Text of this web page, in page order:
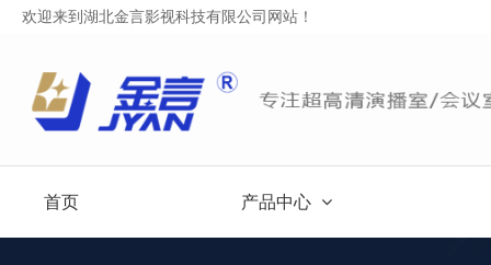
欢迎来到湖北金言影视科技有限公司网站！
首页 产品中心